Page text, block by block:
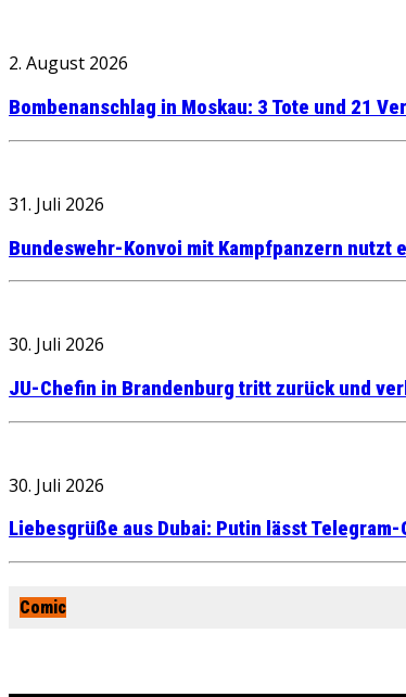
2. August 2026
Bombenanschlag in Moskau: 3 Tote und 21
31. Juli 2026
Bundeswehr-Konvoi mit Kampfpanzern nutzt
30. Juli 2026
JU-Chefin in Brandenburg tritt zurück und
30. Juli 2026
Liebesgrüße aus Dubai: Putin lässt
Comic